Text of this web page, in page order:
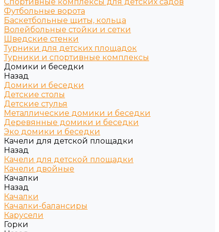
Футбольные ворота
Баскетбольные щиты, кольца
Волейбольные стойки и сетки
Шведские стенки
Турники для детских площадок
Турники и спортивные комплексы
Домики и беседки
Назад
Домики и беседки
Детские столы
Детские стулья
Металлические домики и беседки
Деревянные домики и беседки
Эко домики и беседки
Качели для детской площадки
Назад
Качели для детской площадки
Качели двойные
Качалки
Назад
Качалки
Качалки-балансиры
Карусели
Горки